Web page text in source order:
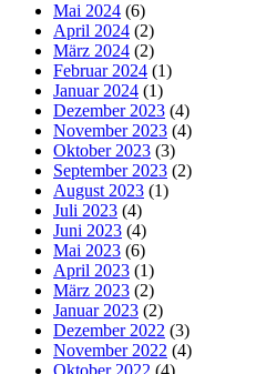
Mai 2024 (6)
April 2024 (2)
März 2024 (2)
Februar 2024 (1)
Januar 2024 (1)
Dezember 2023 (4)
November 2023 (4)
Oktober 2023 (3)
September 2023 (2)
August 2023 (1)
Juli 2023 (4)
Juni 2023 (4)
Mai 2023 (6)
April 2023 (1)
März 2023 (2)
Januar 2023 (2)
Dezember 2022 (3)
November 2022 (4)
Oktober 2022 (4)